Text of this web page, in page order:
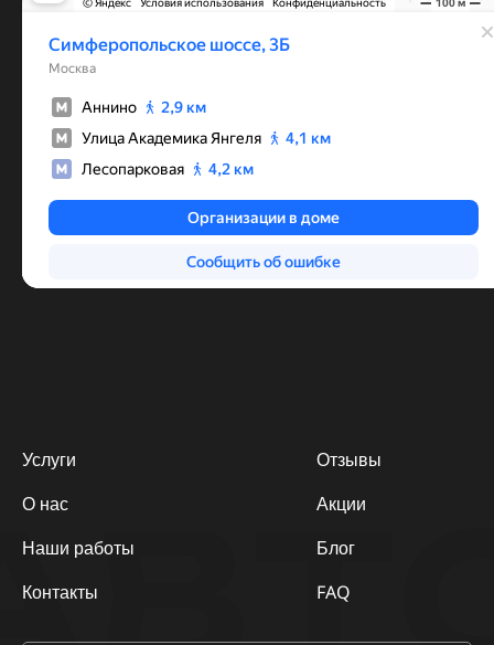
Услуги
О нас
Наши работы
Контакты
Отзывы
Акции
Блог
FAQ